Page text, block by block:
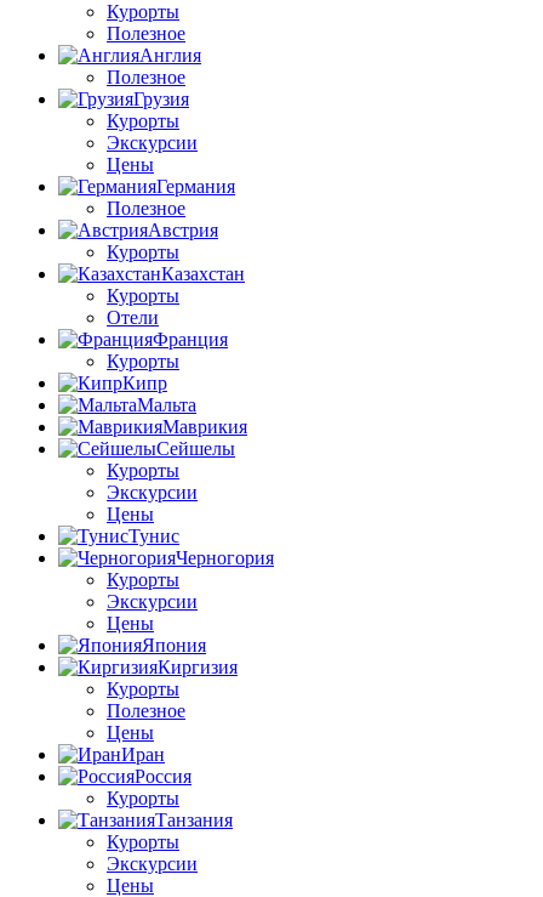
Курорты
Полезное
Англия
Полезное
Грузия
Курорты
Экскурсии
Цены
Германия
Полезное
Австрия
Курорты
Казахстан
Курорты
Отели
Франция
Курорты
Кипр
Мальта
Маврикия
Сейшелы
Курорты
Экскурсии
Цены
Тунис
Черногория
Курорты
Экскурсии
Цены
Япония
Киргизия
Курорты
Полезное
Цены
Иран
Россия
Курорты
Танзания
Курорты
Экскурсии
Цены